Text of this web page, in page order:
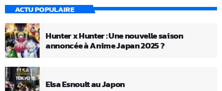
ACTU POPULAIRE
Hunter x Hunter : Une nouvelle saison
annoncée à Anime Japan 2025 ?
Elsa Esnoult au Japon